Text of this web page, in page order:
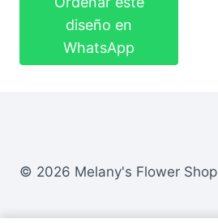
diseño en
WhatsApp
© 2026 Melany's Flower Shop